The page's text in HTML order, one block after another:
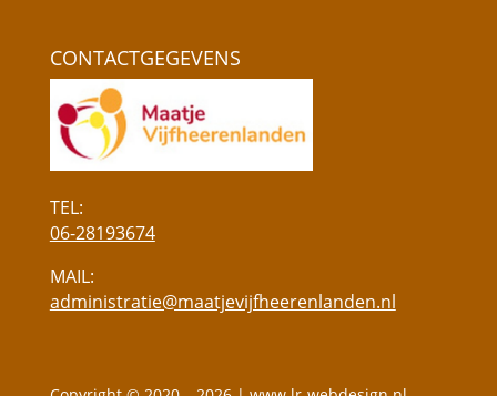
CONTACTGEGEVENS
TEL:
06-28193674
MAIL:
administratie@maatjevijfheerenlanden.nl